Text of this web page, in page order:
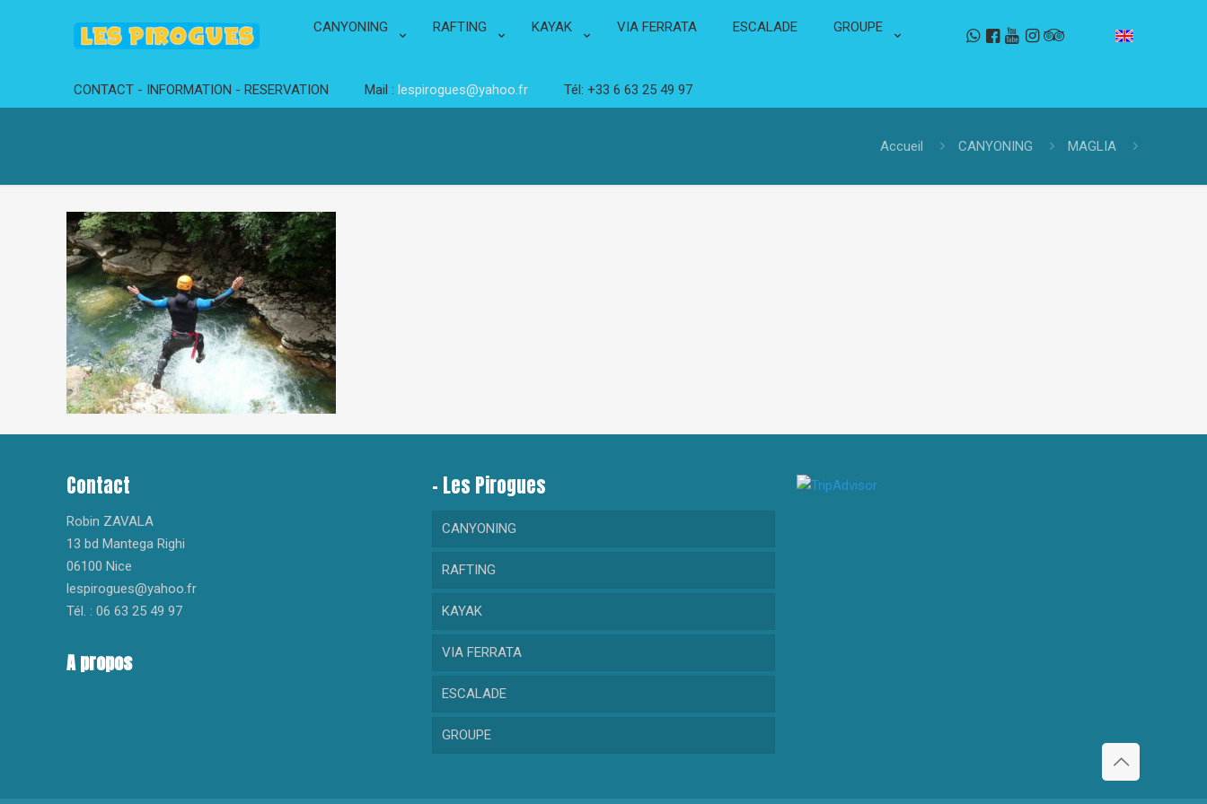
CANYONING RAFTING KAYAK VIA FERRATA ESCALADE GROUPE
CONTACT - INFORMATION - RESERVATION Mail : lespirogues@yahoo.fr Tél: +33 6 63 25 49 97
Accueil CANYONING MAGLIA
Contact
Robin ZAVALA
13 bd Mantega Righi
06100 Nice
lespirogues@yahoo.fr
Tél. : 06 63 25 49 97
A propos
– Les Pirogues
CANYONING
RANDONNEE AQUATIQUE
GORGES DU LOUP
CRAMASSOURI
BARBAIRA
RIOLAN
RAFTING
RAFTING DECOUVERTE
RAFTING SPORTIF
KAYAK
KAYAK DECOUVERTE
KAYAK SPORTIF
VIA FERRATA
ESCALADE
GROUPE